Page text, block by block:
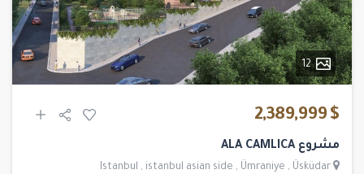
12
$ 2,389,999
مشروع ALA CAMLICA
Istanbul , istanbul asian side , Ümraniye , Üsküdar